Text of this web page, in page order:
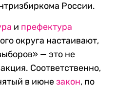
России.
и префектура
округа настаивают,
— это не
Соответственно,
в июнезакон, по